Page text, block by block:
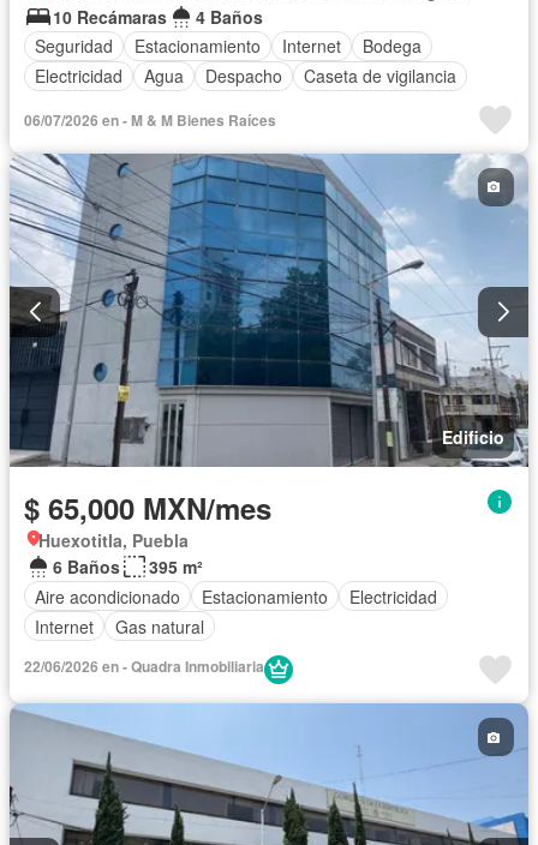
10 Recámaras
4 Baños
Seguridad
Estacionamiento Internet
Bodega
Electricidad
Agua Despacho Caseta de vigilancia
06/07/2026 en - M & M Bienes Raíces
Edificio
$ 65,000 MXN/mes
Huexotitla, Puebla
6 Baños
395 m²
Aire acondicionado
Estacionamiento
Electricidad
Internet
Gas natural
22/06/2026 en - Quadra Inmobiliaria